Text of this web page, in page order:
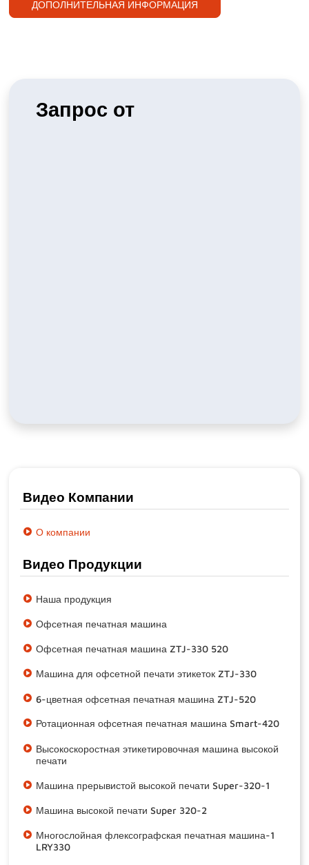
ДОПОЛНИТЕЛЬНАЯ ИНФОРМАЦИЯ
Запрос от
Видео Компании
О компании
Видео Продукции
Наша продукция
Офсетная печатная машина
Офсетная печатная машина ZTJ-330 520
Машина для офсетной печати этикеток ZTJ-330
6-цветная офсетная печатная машина ZTJ-520
Ротационная офсетная печатная машина Smart-420
Высокоскоростная этикетировочная машина высокой
печати
Машина прерывистой высокой печати Super-320-1
Машина высокой печати Super 320-2
Многослойная флексографская печатная машина-1
LRY330